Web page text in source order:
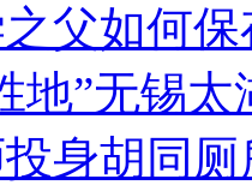
之父如何
地”无锡
身胡同